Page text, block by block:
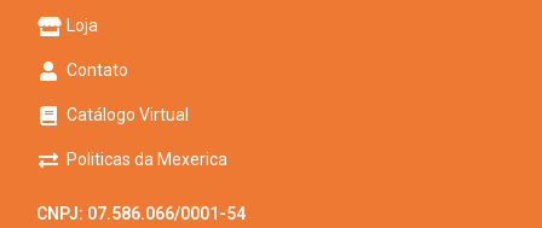
Loja
Contato
Catálogo Virtual
Politicas da Mexerica
CNPJ: 07.586.066/0001-54